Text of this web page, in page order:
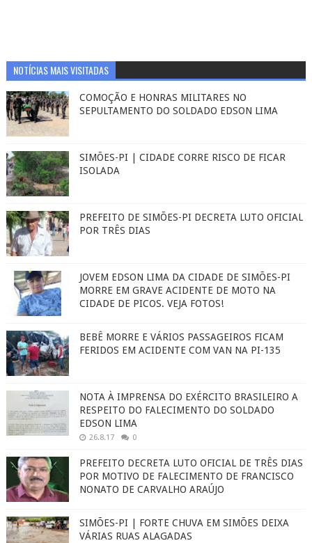
NOTÍCIAS MAIS VISITADAS
COMOÇÃO E HONRAS MILITARES NO
SEPULTAMENTO DO SOLDADO EDSON LIMA
SIMÕES-PI | CIDADE CORRE RISCO DE FICAR
ISOLADA
PREFEITO DE SIMÕES-PI DECRETA LUTO OFICIAL
POR TRÊS DIAS
JOVEM EDSON LIMA DA CIDADE DE SIMÕES-PI
MORRE EM GRAVE ACIDENTE DE MOTO NA
CIDADE DE PICOS. VEJA FOTOS!
BEBÊ MORRE E VÁRIOS PASSAGEIROS FICAM
FERIDOS EM ACIDENTE COM VAN NA PI-135
NOTA À IMPRENSA DO EXÉRCITO BRASILEIRO A
RESPEITO DO FALECIMENTO DO SOLDADO
EDSON LIMA
26.8.17 0
PREFEITO DECRETA LUTO OFICIAL DE TRÊS DIAS
POR MOTIVO DE FALECIMENTO DE FRANCISCO
NONATO DE CARVALHO ARAÚJO
SIMÕES-PI | FORTE CHUVA EM SIMÕES DEIXA
VÁRIAS RUAS ALAGADAS